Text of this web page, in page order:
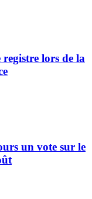
lors de la
un vote sur le